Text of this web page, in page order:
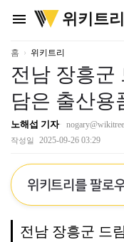
menu
위
키
리
위키트리
홈 위키트리
전남 장흥군
담은 출산용
노해섭 기자
작성일 2025-09-26 03:29
위키트리를 팔로
전남 장흥군 드